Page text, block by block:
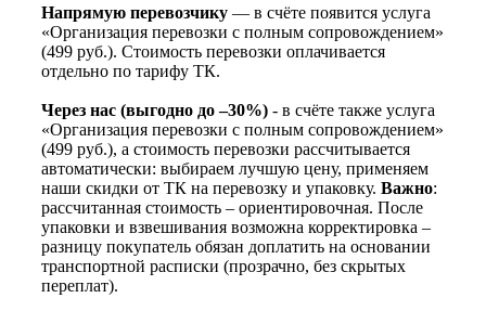
Напрямую перевозчику — в счёте появится услуга
«Организация перевозки с полным сопровождением»
(499 руб.). Стоимость перевозки оплачивается
отдельно по тарифу ТК.
Через нас (выгодно до –30%) - в счёте также услуга
«Организация перевозки с полным сопровождением»
(499 руб.), а стоимость перевозки рассчитывается
автоматически: выбираем лучшую цену, применяем
наши скидки от ТК на перевозку и упаковку. Важно:
рассчитанная стоимость – ориентировочная. После
упаковки и взвешивания возможна корректировка –
разницу покупатель обязан доплатить на основании
транспортной расписки (прозрачно, без скрытых
переплат).